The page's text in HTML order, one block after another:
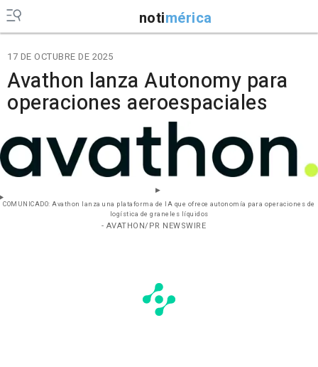
notimérica
17 DE OCTUBRE DE 2025
Avathon lanza Autonomy para
operaciones aeroespaciales
COMUNICADO: Avathon lanza una plataforma de IA que ofrece autonomía para operaciones de
logística de graneles líquidos
- AVATHON/PR NEWSWIRE